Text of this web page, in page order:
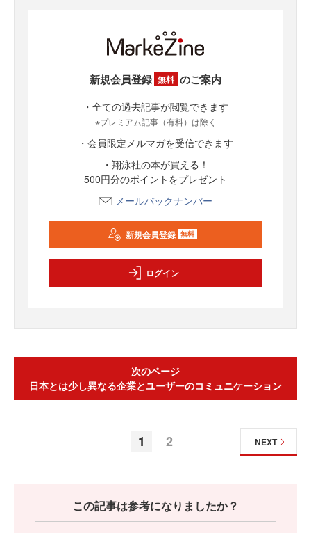
新規会員登録 無料 のご案内
・全ての過去記事が閲覧できます
※プレミアム記事（有料）は除く
・会員限定メルマガを受信できます
・翔泳社の本が買える！
500円分のポイントをプレゼント
メールバックナンバー
新規会員登録 無料
ログイン
次のページ
日本とは少し異なる企業とユーザーのコミュニケーション
1 2 NEXT
この記事は参考になりましたか？